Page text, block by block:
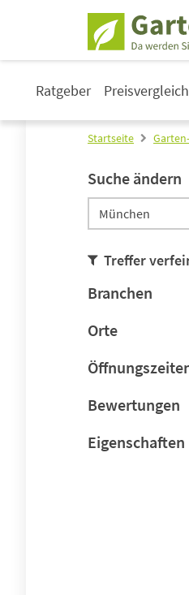
Ratgeber Preisvergleich
Startseite
Suche ändern
Treffer
Branchen
Orte
Bewertungen
Eigenschaften